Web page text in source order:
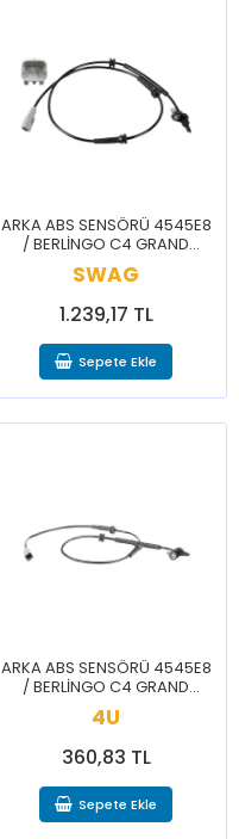
ARKA ABS SENSÖRÜ 4545E8
/ BERLİNGO C4 GRAND
PİCASSO 5008 PARTNER
SWAG
1.239,17 TL
Sepete Ekle
ARKA ABS SENSÖRÜ 4545E8
/ BERLİNGO C4 GRAND
PİCASSO 5008 PARTNER
4U
360,83 TL
Sepete Ekle